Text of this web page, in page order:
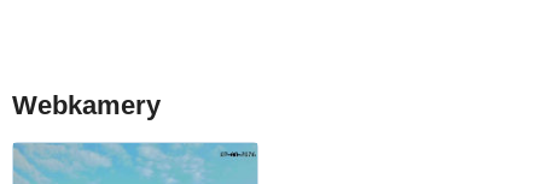
Webkamery